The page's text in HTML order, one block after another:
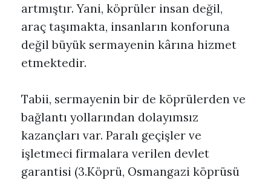
artmıştır. Yani, köprüler insan değil,
araç taşımakta, insanların konforuna
değil büyük sermayenin kârına hizmet
etmektedir.
Tabii, sermayenin bir de köprülerden ve
bağlantı yollarından dolayımsız
kazançları var. Paralı geçişler ve
işletmeci firmalara verilen devlet
garantisi (3.Köprü, Osmangazi köprüsü